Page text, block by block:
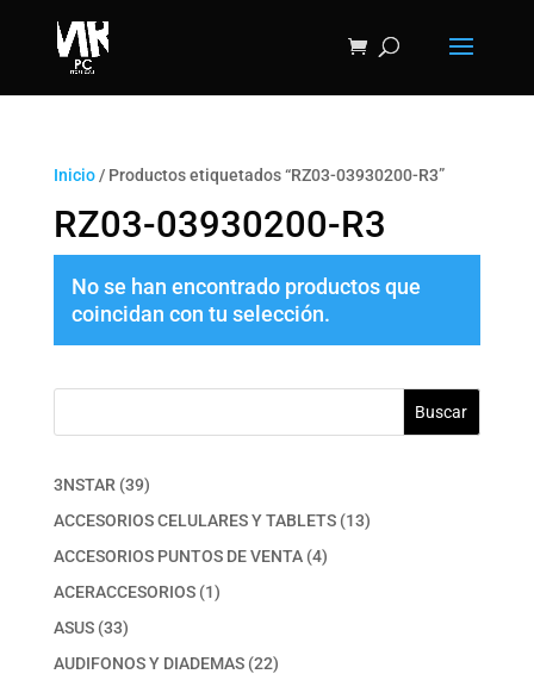
Inicio/ Productos etiquetados “RZ03-03930200-R3”
RZ03-03930200-R3
No se han encontrado productos que
coincidan con tu selección.
Buscar
3NSTAR 3939
productos
ACCESORIOS CELULARES Y TABLETS 1313
ACCESORIOS PUNTOS DE VENTA 44
ACERACCESORIOS 11
ASUS 3333
productos
AUDIFONOS Y DIADEMAS 2222